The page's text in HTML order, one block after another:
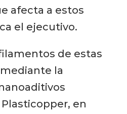
afecta a estos
el ejecutivo.
de estas
la
en